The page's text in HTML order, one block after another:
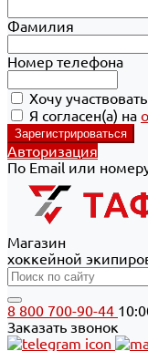
Фамилия
Номер телефона
Хочу
Я согласен(а) на
Авторизация
По Email или
Магазин
хоккейной
8 800 700-90-44
Заказать звонок